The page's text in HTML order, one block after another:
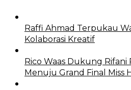
Raffi Ahmad Terpukau
Kolaborasi Kreatif
Rico Waas Dukung Rifani
Menuju Grand Final Miss